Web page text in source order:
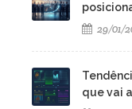
29/01/
que vai